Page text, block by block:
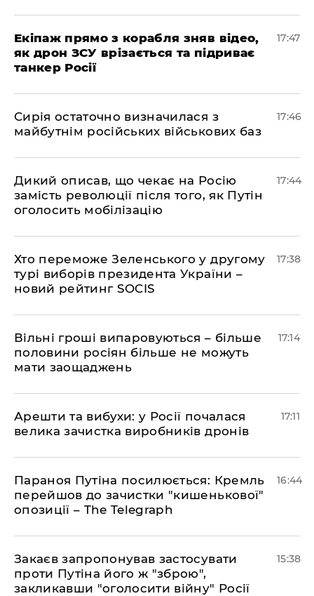
Екіпаж прямо з корабля зняв відео,
як дрон ЗСУ врізається та підриває
танкер Росії
17:47
Сирія остаточно визначилася з
майбутнім російських військових баз
17:46
Дикий описав, що чекає на Росію
замість революції після того, як Путін
оголосить мобілізацію
17:44
Хто переможе Зеленського у другому
турі виборів президента України –
новий рейтинг SOCIS
17:38
Вільні гроші випаровуються – більше
половини росіян більше не можуть
мати заощаджень
17:14
Арешти та вибухи: у Росії почалася
велика зачистка виробників дронів
17:11
Параноя Путіна посилюється: Кремль
перейшов до зачистки "кишенькової"
опозиції – The Telegraph
16:44
Закаєв запропонував застосувати
проти Путіна його ж "зброю",
закликавши "оголосити війну" Росії
15:38